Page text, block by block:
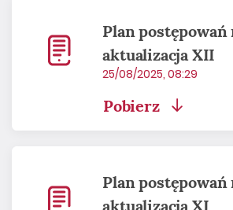
Plan postępowań
aktualizacja XII
25/08/2025, 08:29
Pobierz
Plan postępowań
aktualizacja XI